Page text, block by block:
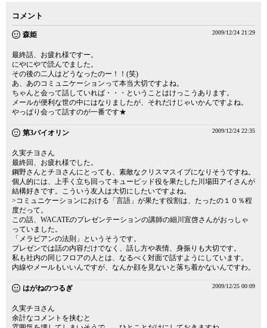
コメント
森姫 2009/12/24 21:29
最終話、お疲れ様ですー。
にやにやで読んでました。
その後の二人はどうなったのー！！(笑)
あ、あのコミュニケーションって本当大切ですよね。
ちゃんと会って話していれば・・・ということはけっこうあります。
メールが便利な世の中にはなりましたが、それだけじゃいかんですよね。
やっぱり会って話すのが一番です★
第3バイオリン 2009/12/24 22:35
久実チヨさん
最終回、お疲れ様でした。
鋼野さんとチヨさんにとっても、素敵なクリスマスイブになりそうですね。
個人的には、上手く立ち回ってキューピッド役を果たした川場田アイさんが
結構好きです。こういう友人は大切にしたいですよね。
>コミュニケーションにおける「言語」が果たす役割は、たったの１０％程
度だって。
この話、WACATEのプレゼンテーションの講師の細川宣啓さんがおっしゃ
っていました。
「メラビアンの法則」というそうです。
プレゼンでは話の内容だけでなく、話し方や表情、身振りも大切です。
私も社内の同じフロアの人とは、なるべく対面で話すようにしています。
内線やメールもいいんですが、なんか顔を見ないと落ち着かないんですわ。
はがねのつるぎ 2009/12/25 00:09
久実チヨさん
余計なコメントを挟むと